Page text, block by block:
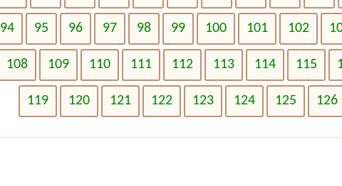
94 95 96 97 98 99 100 101 102
108 109 110 111 112 113 114 115
119 120 121 122 123 124 125 126